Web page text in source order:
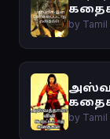
by Tamil
by Tamil